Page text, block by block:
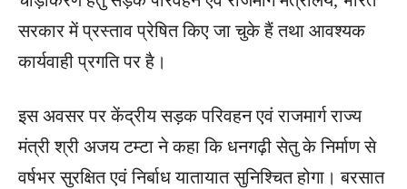
सरकार में प्रस्ताव प्रेषित किए जा चुके हैं तथा आवश्यक
कार्यवाही प्रगति पर है।
इस अवसर पर केंद्रीय सड़क परिवहन एवं राजमार्ग राज्य
मंत्री श्री अजय टम्टा ने कहा कि धनगढ़ी सेतु के निर्माण से
वर्षभर सुरक्षित एवं निर्बाध यातायात सुनिश्चित होगा। बरसात